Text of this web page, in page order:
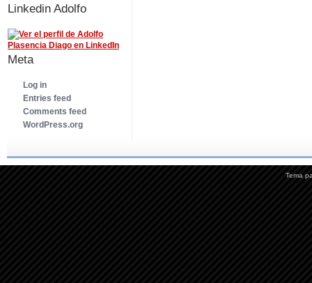
Linkedin Adolfo
Meta
Log in
Entries feed
Comments feed
WordPress.org
Tema